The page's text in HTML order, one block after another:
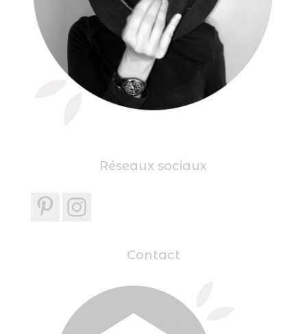
Réseaux sociaux
Contact